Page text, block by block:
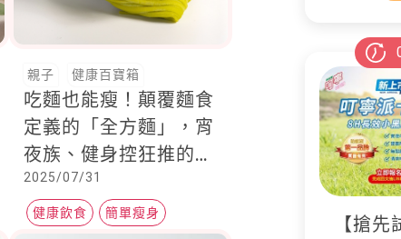
親子 健康百寶箱
吃麵也能瘦！顛覆麵食
定義的「全方麵」，宵
夜族、健身控狂推的夢
幻神麵
2025/07/31
健康飲食 簡單瘦身
【搶